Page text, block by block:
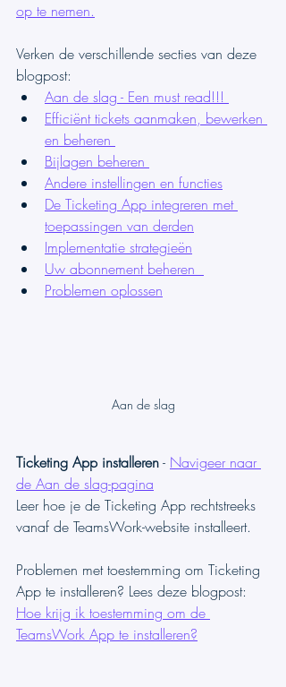
op te nemen.
Verken de verschillende secties van deze
blogpost:
Aan de slag - Een must read!!!
Efficiënt tickets aanmaken, bewerken
en beheren
Bijlagen beheren
Andere instellingen en functies
De Ticketing App integreren met
toepassingen van derden
Implementatie strategieën
Uw abonnement beheren
Problemen oplossen
Aan de slag
Ticketing App installeren - Navigeer naar
de Aan de slag-pagina
Leer hoe je de Ticketing App rechtstreeks
vanaf de TeamsWork-website installeert.
Problemen met toestemming om Ticketing
App te installeren? Lees deze blogpost:
Hoe krijg ik toestemming om de
TeamsWork App te installeren?